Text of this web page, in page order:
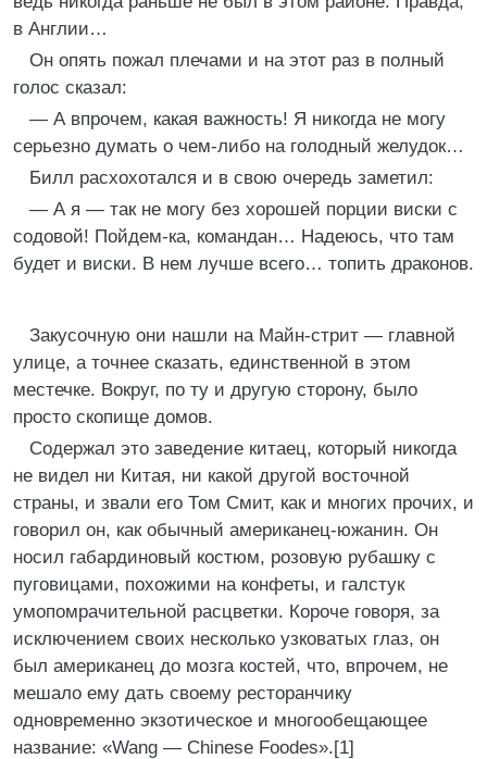
в Англии…
Он опять пожал плечами и на этот раз в полный
голос сказал:
— А впрочем, какая важность! Я никогда не могу
серьезно думать о чем-либо на голодный желудок…
Билл расхохотался и в свою очередь заметил:
— А я — так не могу без хорошей порции виски с
содовой! Пойдем-ка, командан… Надеюсь, что там
будет и виски. В нем лучше всего… топить драконов.
Закусочную они нашли на Майн-стрит — главной
улице, а точнее сказать, единственной в этом
местечке. Вокруг, по ту и другую сторону, было
просто скопище домов.
Содержал это заведение китаец, который никогда
не видел ни Китая, ни какой другой восточной
страны, и звали его Том Смит, как и многих прочих, и
говорил он, как обычный американец-южанин. Он
носил габардиновый костюм, розовую рубашку с
пуговицами, похожими на конфеты, и галстук
умопомрачительной расцветки. Короче говоря, за
исключением своих несколько узковатых глаз, он
был американец до мозга костей, что, впрочем, не
мешало ему дать своему ресторанчику
одновременно экзотическое и многообещающее
название: «Wang — Chinese Foodes».[1]